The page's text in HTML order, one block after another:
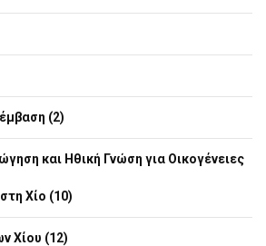
(2)
και Ηθική Γνώση για Οικογένειες
Χίο (10)
Χίου (12)